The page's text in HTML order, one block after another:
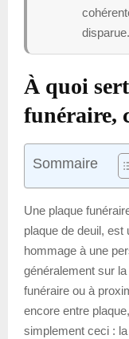
disparue.
À quoi
funéraire,
Sommaire
Une plaque
plaque de deuil,
hommage à une
généralement sur
funéraire ou à
encore entre
simplement ceci :